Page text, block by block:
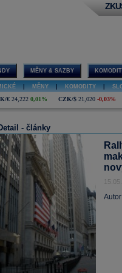
MĚNY & SAZBY
MĚNY KOMODITY
€ 24,222 0,01% CZK/$ 21,020 -0,03%
- články